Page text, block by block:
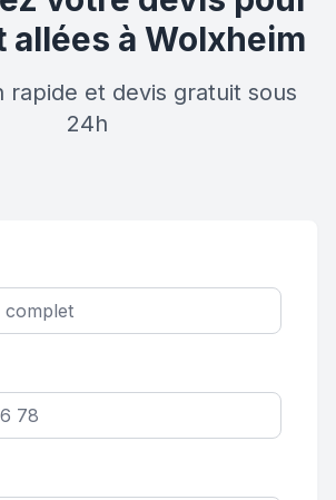
allées à Wolxheim
rapide et devis gratuit sous
24h